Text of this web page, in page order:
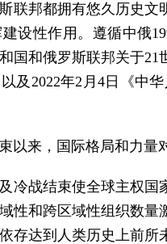
联邦都拥有悠久历史
设性作用。遵循中俄
国和俄罗斯联邦关于
及2022年2月4日《中
以来，国际格局和力量
冷战结束使全球主权
性和跨区域性组织数
存达到人类历史上前